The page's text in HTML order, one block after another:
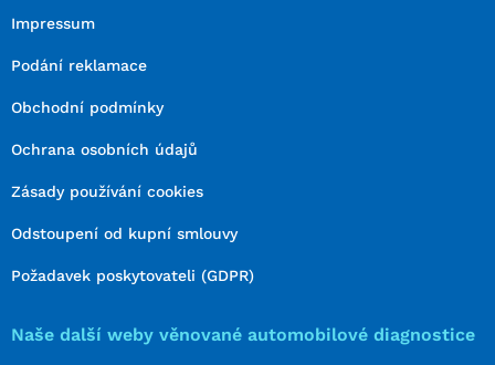
Impressum
Podání reklamace
Obchodní podmínky
Ochrana osobních údajů
Zásady používání cookies
Odstoupení od kupní smlouvy
Požadavek poskytovateli (GDPR)
Naše další weby věnované automobilové diagnostice